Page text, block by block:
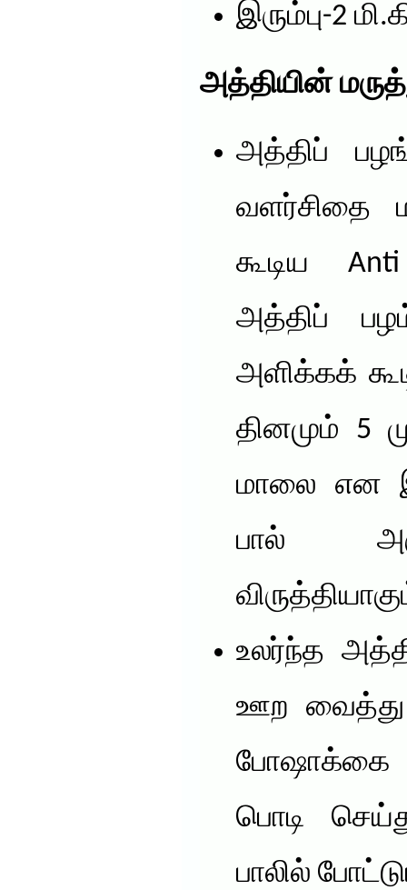
இரும்பு-2
அத்தியின்
அத்திப்
வளர்சிதை
கூடிய
அத்திப்
அளிக்கக்
தினமும் 5
மாலை என
பால்
உலர்ந்த
ஊற வைத்து
போஷாக்கை
பொடி
பாலில்